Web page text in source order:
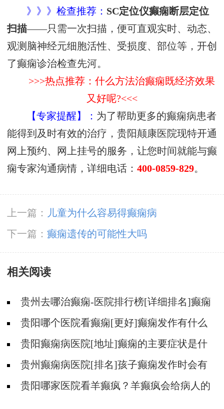
》》》检查推荐： SC定位仪癫痫断层定位
扫描——只需一次扫描，便可直观实时、动态、
观测脑神经元细胞活性、受损度、部位等，开创
了癫痫诊治检查先河。
>>>热点推荐：什么方法治癫痫既经济效果
又好呢?<<<
【专家提醒】： 为了帮助更多的癫痫病患者
能得到及时有效的治疗，贵阳颠康医院现特开通
网上预约、网上挂号的服务，让您时间就能与癫
痫专家沟通病情，详细电话： 400-0859-829。
上一篇：
儿童为什么容易得癫痫病
下一篇： 癫痫遗传的可能性大吗
相关阅读
贵州去哪治癫痫-医院排行榜[详细排名]癫痫
会导致病人精神失常吗?
贵阳哪个医院看癫痫[更好]癫痫发作有什么
症状表现?
贵阳癫痫病医院[地址]癫痫的主要症状是什
么?贵州癫痫病医院[排名]孩子癫痫发作时会有
什么症状?
贵阳哪家医院看羊癫疯？羊癫疯会给病人的